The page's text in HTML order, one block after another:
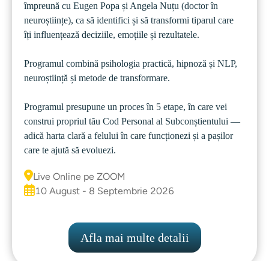
împreună cu Eugen Popa și Angela Nuțu (doctor în
neuroștiințe), ca să identifici și să transformi tiparul care
îți influențează deciziile, emoțiile și rezultatele.
Programul combină psihologia practică, hipnoză și NLP,
neuroștiință și metode de transformare.
Programul presupune un proces în 5 etape, în care vei
construi propriul tău Cod Personal al Subconștientului —
adică harta clară a felului în care funcționezi și a pașilor
Live Online pe ZOOM
10 August - 8 Septembrie 2026
Afla mai multe detalii